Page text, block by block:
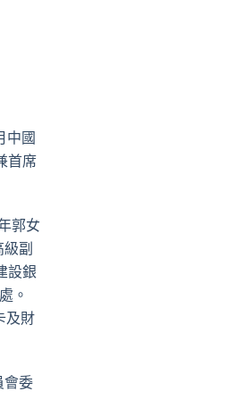
中國
首席
郭女
副
設銀
。
及財
會委